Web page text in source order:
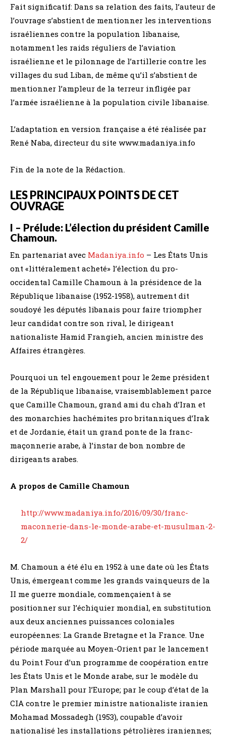
Fait significatif: Dans sa relation des faits, l’auteur de
l’ouvrage s’abstient de mentionner les interventions
israéliennes contre la population libanaise,
notamment les raids réguliers de l’aviation
israélienne et le pilonnage de l’artillerie contre les
villages du sud Liban, de même qu’il s’abstient de
mentionner l’ampleur de la terreur infligée par
l’armée israélienne à la population civile libanaise.
L’adaptation en version française a été réalisée par
René Naba, directeur du site www.madaniya.info
Fin de la note de la Rédaction.
LES PRINCIPAUX POINTS DE CET
OUVRAGE
I – Prélude: L’élection du président Camille
Chamoun.
En partenariat avec Madaniya.info – Les États Unis
ont «littéralement acheté» l’élection du pro-
occidental Camille Chamoun à la présidence de la
République libanaise (1952-1958), autrement dit
soudoyé les députés libanais pour faire triompher
leur candidat contre son rival, le dirigeant
nationaliste Hamid Frangieh, ancien ministre des
Affaires étrangères.
Pourquoi un tel engouement pour le 2eme président
de la République libanaise, vraisemblablement parce
que Camille Chamoun, grand ami du chah d’Iran et
des monarchies hachémites pro britanniques d’Irak
et de Jordanie, était un grand ponte de la franc-
maçonnerie arabe, à l’instar de bon nombre de
dirigeants arabes.
A propos de Camille Chamoun
http://www.madaniya.info/2016/09/30/franc-
maconnerie-dans-le-monde-arabe-et-musulman-2-
2/
M. Chamoun a été élu en 1952 à une date où les États
Unis, émergeant comme les grands vainqueurs de la
II me guerre mondiale, commençaient à se
positionner sur l’échiquier mondial, en substitution
aux deux anciennes puissances coloniales
européennes: La Grande Bretagne et la France. Une
période marquée au Moyen-Orient par le lancement
du Point Four d’un programme de coopération entre
les États Unis et le Monde arabe, sur le modèle du
Plan Marshall pour l’Europe; par le coup d’état de la
CIA contre le premier ministre nationaliste iranien
Mohamad Mossadegh (1953), coupable d’avoir
nationalisé les installations pétrolières iraniennes;